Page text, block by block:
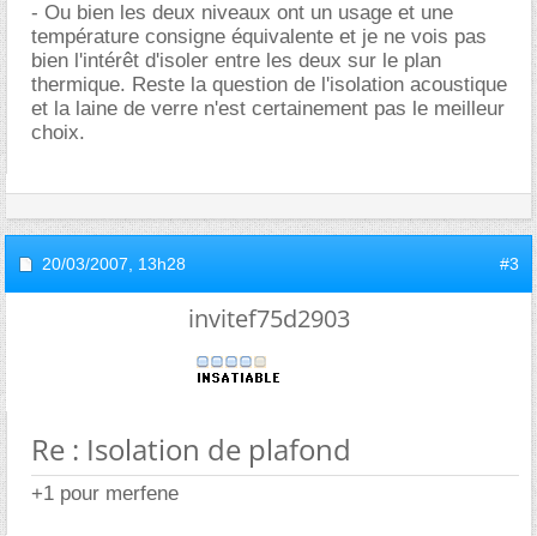
- Ou bien les deux niveaux ont un usage et une
température consigne équivalente et je ne vois pas
bien l'intérêt d'isoler entre les deux sur le plan
thermique. Reste la question de l'isolation acoustique
et la laine de verre n'est certainement pas le meilleur
choix.
20/03/2007, 13h28 #3
invitef75d2903
Re : Isolation de plafond
+1 pour merfene